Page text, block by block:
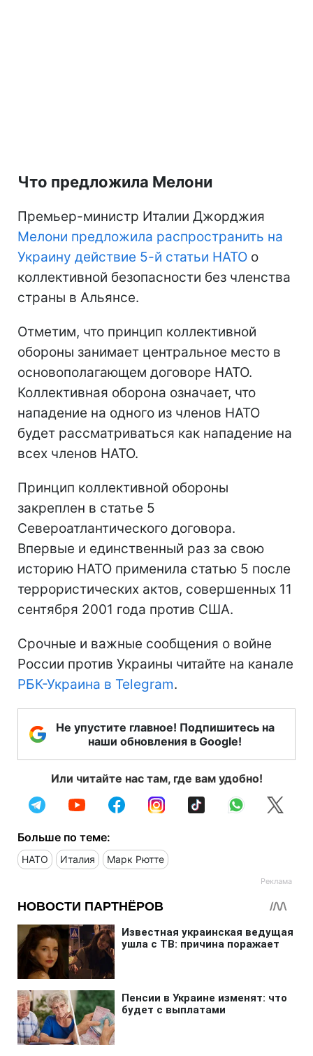
Что предложила Мелони
Премьер-министр Италии Джорджия
Мелони предложила распространить на
Украину действие 5-й статьи НАТО о
коллективной безопасности без членства
страны в Альянсе.
Отметим, что принцип коллективной
обороны занимает центральное место в
основополагающем договоре НАТО.
Коллективная оборона означает, что
нападение на одного из членов НАТО
будет рассматриваться как нападение на
всех членов НАТО.
Принцип коллективной обороны
закреплен в статье 5
Североатлантического договора.
Впервые и единственный раз за свою
историю НАТО применила статью 5 после
террористических актов, совершенных 11
сентября 2001 года против США.
Срочные и важные сообщения о войне
России против Украины читайте на канале
РБК-Украина в Telegram.
Не упустите главное! Подпишитесь на
наши обновления в Google!
Или читайте нас там, где вам удобно!
Больше по теме:
НАТО Италия Марк Рютте